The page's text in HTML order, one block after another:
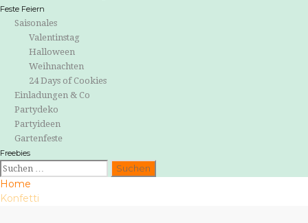
Feste Feiern
Saisonales
Valentinstag
Halloween
Weihnachten
24 Days of Cookies
Einladungen & Co
Partydeko
Partyideen
Gartenfeste
Freebies
Suchen
nach:
Home
Konfetti